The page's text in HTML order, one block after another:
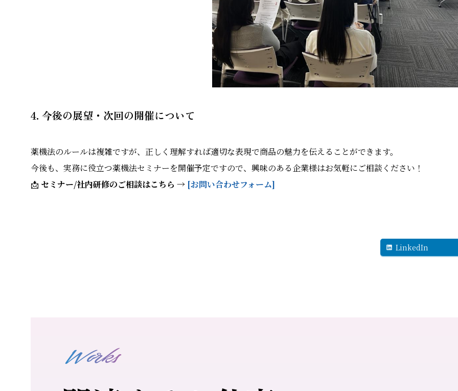
4. 今後の展望・次回の開催について
薬機法のルールは複雑ですが、正しく理解すれば適切な表現で商品の魅力を伝えることができます。
今後も、実務に役立つ薬機法セミナーを開催予定ですので、興味のある企業様はお気軽にご相談ください！
📩 セミナー/社内研修のご相談はこちら → [お問い合わせフォーム]
LinkedIn
Works